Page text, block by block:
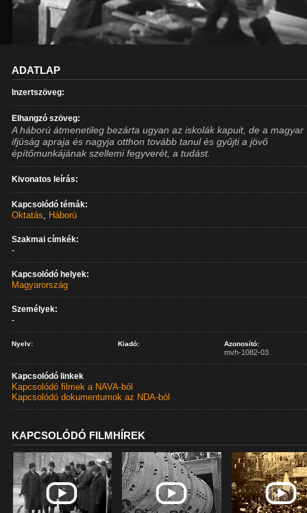
ADATLAP
Inzertszöveg:
Elhangzó szöveg:
A háború átmenetileg bezárta ugyan az iskolák kapuit, de a magyar
ifjúság apraja és nagyja otthon tovább tanul és gyűjti a jövő
építőmunkájának szellemi fegyverét, a tudást.
Kivonatos leírás:
Kapcsolódó témák:
Oktatás, Háború
Szakmai címkék:
-
Kapcsolódó helyek:
Magyarország
Személyek:
-
Nyelv: Kiadó: Azonosító:
mvh-1082-03
Kapcsolódó linkek
Kapcsolódó filmek a NAVA-ból
Kapcsolódó dokumentumok az NDA-ból
KAPCSOLÓDÓ FILMHÍREK